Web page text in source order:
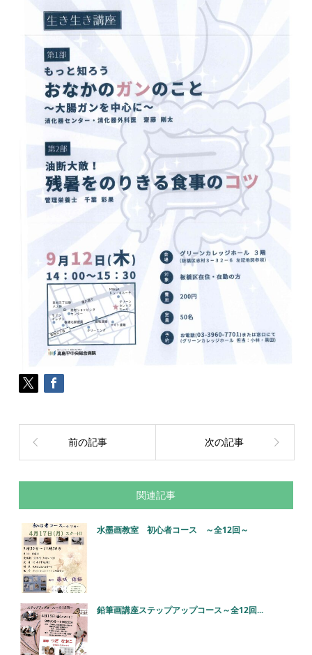
前の記事 次の記事
関連記事
水墨画教室 初心者コース ～全12回～
鉛筆画講座ステップアップコース～全12回...